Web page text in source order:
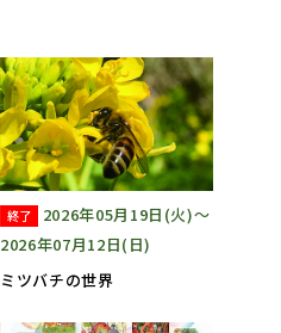
終了
2026年05月19日(火)〜
2026年07月12日(日)
ミツバチの世界